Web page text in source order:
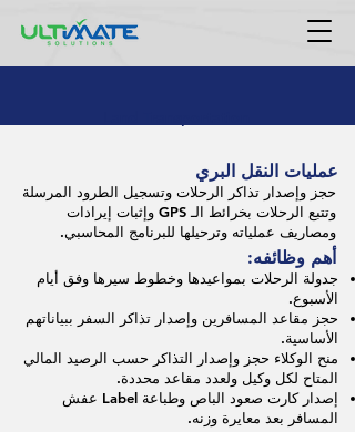
عمليات النقل البري
حجز وإصدار تذاكر الرحلات وتسجيل الطرود المرسلة
وتتبع الرحلات بخرائط الـ GPS وإثبات إيرادات
ومصاريف عملياته وترحيلها للبرنامج المحاسبي.
أهم وظائفه:
جدولة الرحلات بمواعيدها وخطوط سيرها وفق أيام
الأسبوع.
حجز مقاعد المسافرين وإصدار تذاكر السفر ببياناتهم
الأساسية.
منح الوكلاء حجز وإصدار التذاكر حسب الرصيد المالي
المتاح لكل وكيل ولعدد مقاعد محددة.
إصدار كارت صعود الباص وطباعة Label عفش
المسافر بعد معايرة وزنه.